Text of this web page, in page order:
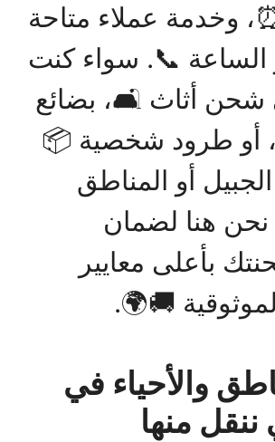
وخدمة عملاء متاحة
الساعة 📞. سواء كنت
أثاث 🛋️، بضائع
أو طرود شخصية 📦
أو المناطق
نحن هنا لضمان
بأعلى معايير
🚚🌍.
والأحياء في
ننقل منها